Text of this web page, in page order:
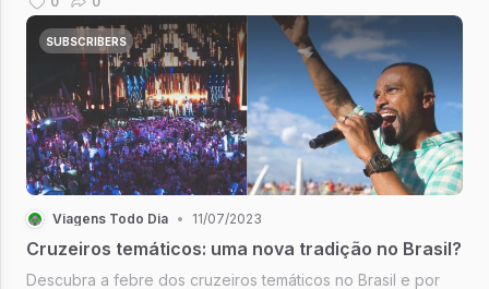
SUBSCRIBERS
Viagens Todo Dia • 11/07/2023
Cruzeiros temáticos: uma nova tradição no Brasil?
Descubra a febre dos cruzeiros temáticos no Brasil e por